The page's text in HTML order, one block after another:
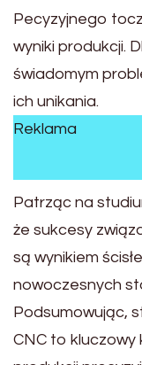
Pecyzyjnego
wyniki produkcji.
świadomym
ich unikania.
Reklama
Patrząc na
że sukcesy
są wynikiem
nowoczesnych
Podsumowując,
CNC to kluczowy